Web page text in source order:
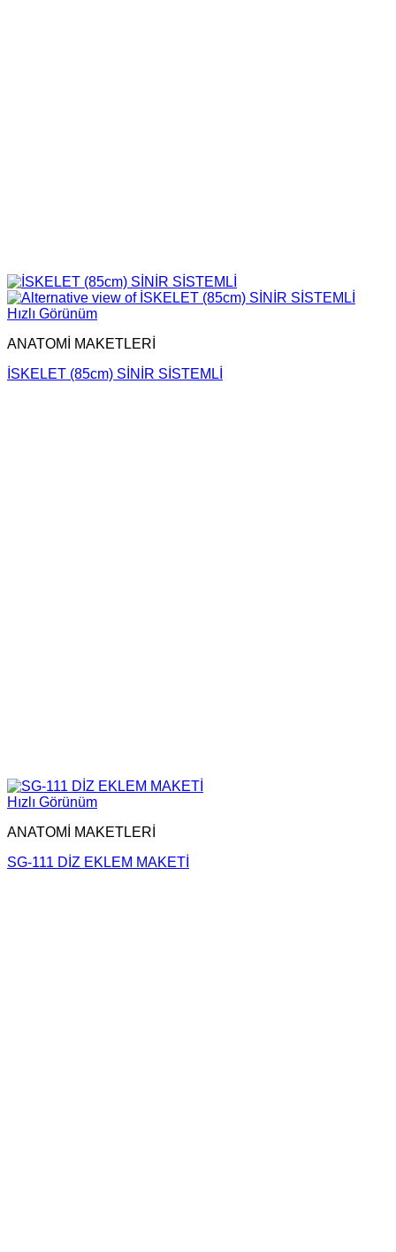
Hızlı Görünüm
ANATOMİ MAKETLERİ
İSKELET (85cm) SİNİR SİSTEMLİ
Hızlı Görünüm
ANATOMİ MAKETLERİ
SG-111 DİZ EKLEM MAKETİ